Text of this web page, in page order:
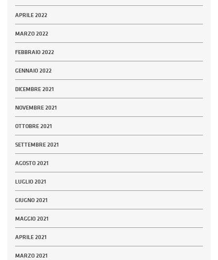
APRILE 2022
MARZO 2022
FEBBRAIO 2022
GENNAIO 2022
DICEMBRE 2021
NOVEMBRE 2021
OTTOBRE 2021
SETTEMBRE 2021
AGOSTO 2021
LUGLIO 2021
GIUGNO 2021
MAGGIO 2021
APRILE 2021
MARZO 2021